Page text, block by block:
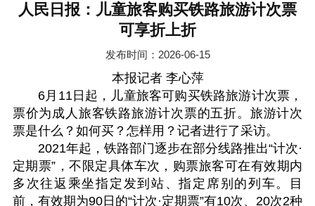
人民日报：儿童旅客购买铁路旅游计次票
可享折上折
发布时间：2026-06-15
本报记者 李心萍
6月11日起，儿童旅客可购买铁路旅游计次票，
票价为成人旅客铁路旅游计次票的五折。旅游计次
票是什么？如何买？怎样用？记者进行了采访。
2021年起，铁路部门逐步在部分线路推出“计次·
定期票”，不限定具体车次，购票旅客可在有效期内
多次往返乘坐指定发到站、指定席别的列车。目
前，有效期为90日的“计次·定期票”有10次、20次2种